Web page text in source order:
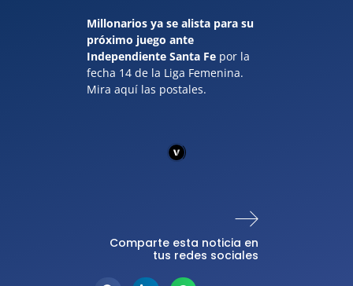
Millonarios ya se alista para su
próximo juego ante
Independiente Santa Fe por la
fecha 14 de la Liga Femenina.
Mira aquí las postales.
Comparte esta noticia en
tus redes sociales